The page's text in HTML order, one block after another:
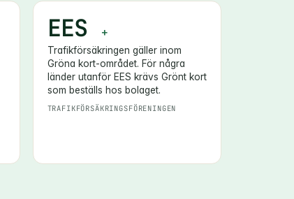
EES +
Trafikförsäkringen gäller inom
Gröna kort-området. För några
länder utanför EES krävs Grönt kort
som beställs hos bolaget.
TRAFIKFÖRSÄKRINGSFÖRENINGEN